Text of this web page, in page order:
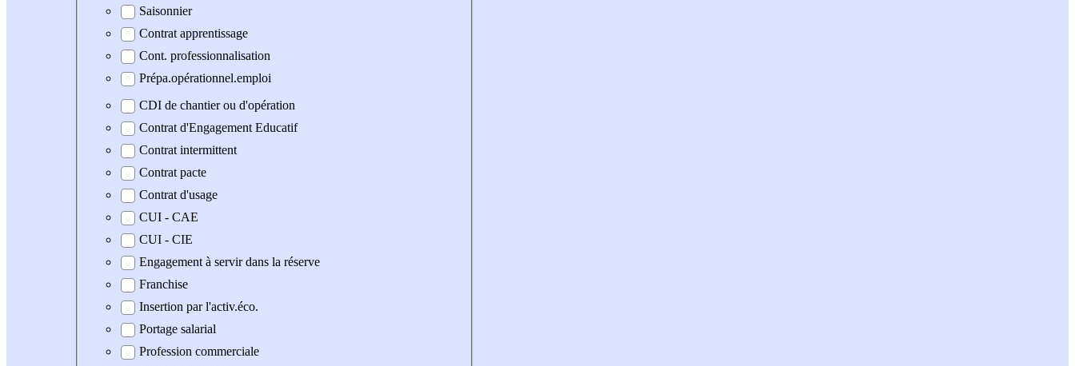
Saisonnier
Contrat apprentissage
Cont. professionnalisation
Prépa.opérationnel.emploi
CDI de chantier ou d'opération
Contrat d'Engagement Educatif
Contrat intermittent
Contrat pacte
Contrat d'usage
CUI - CAE
CUI - CIE
Engagement à servir dans la réserve
Franchise
Insertion par l'activ.éco.
Portage salarial
Profession commerciale